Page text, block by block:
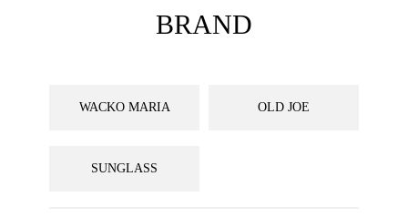
BRAND
WACKO MARIA OLD JOE
SUNGLASS